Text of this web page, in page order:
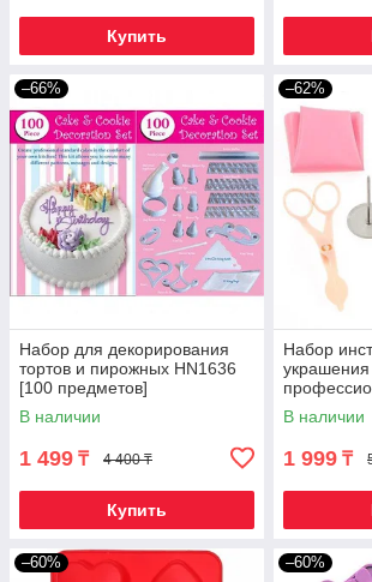
Купить
–66%
Набор для декорирования
тортов и пирожных HN1636
[100 предметов]
В наличии
1 499 ₸ 4 400 ₸
Купить
–62%
Набор
украшения
«Арсенал
предметов
В наличии
1 999 ₸
–60% –60%